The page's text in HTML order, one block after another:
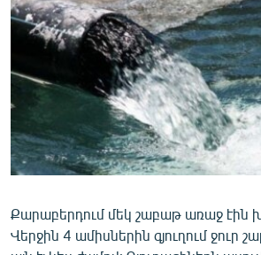
ՄԻՋԱԶԳԱՅԻՆ
ՄՇԱԿՈՒՅԹ
ՍՊՈՐՏ
ՄԵԿՆԱԲԱՆՈՒԹՅՈՒՆ
ՏՏ ԵՒ ԻՆՏԵՐՆԵՏ
ԱՐԽԻՎ
ՏԵՍԱՆՅՈՒԹԵՐ
Քարաբերդում մեկ շաբաթ առաջ էին
Վերջին 4 ամիսներին գյուղում ջուր